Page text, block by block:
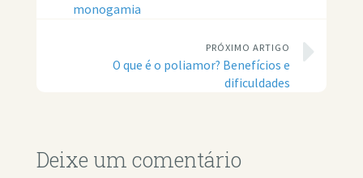
monogamia
PRÓXIMO ARTIGO
O que é o poliamor? Benefícios e
dificuldades
Deixe um comentário